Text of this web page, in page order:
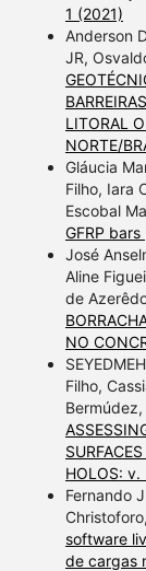
1 (2021)
Anderson
JR,
LITORAL
NORTE/
Gláucia
Filho, Iara
Escobal
GFRP bars
José
Aline
de
NO
Filho,
HOLOS:
Fernando
software
de cargas